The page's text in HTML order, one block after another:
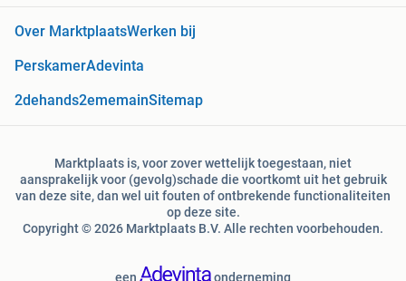
Over MarktplaatsWerken bij
PerskamerAdevinta
2dehands2ememainSitemap
Marktplaats is, voor zover wettelijk toegestaan, niet
aansprakelijk voor (gevolg)schade die voortkomt uit het gebruik
van deze site, dan wel uit fouten of ontbrekende functionaliteiten
op deze site.
Copyright © 2026 Marktplaats B.V. Alle rechten voorbehouden.
een onderneming